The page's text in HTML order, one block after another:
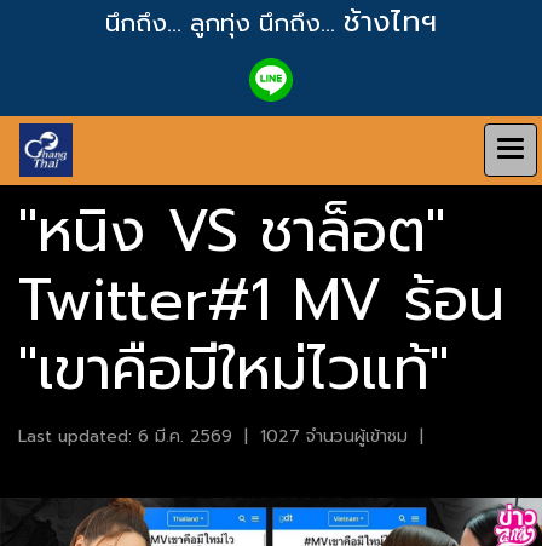
นึกถึง... ลูกทุ่ง นึกถึง... ช้างไทฯ
"หนิง VS ชาล็อต"
Twitter#1 MV ร้อน
"เขาคือมีใหม่ไวแท้"
Last updated: 6 มี.ค. 2569 | 1027 จำนวนผู้เข้าชม |